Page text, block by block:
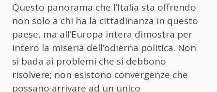
Questo panorama che l’Italia sta offrendo
non solo a chi ha la cittadinanza in questo
paese, ma all’Europa intera dimostra per
intero la miseria dell’odierna politica. Non
si bada ai problemi che si debbono
risolvere; non esistono convergenze che
possano arrivare ad un unico